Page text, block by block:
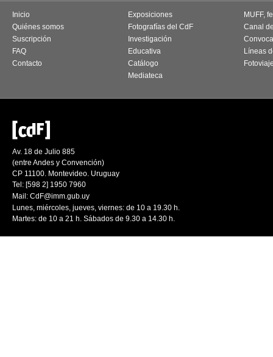
Inicio
Quiénes somos
Suscripción
FAQ
Contacto
Exposiciones
Fotografías del CdF
Investigación
Educativa
Catálogo
Mediateca
MUFF,
Canal
Líneas
Av. 18 de Julio 885
(entre Andes y Convención)
CP 11100. Montevideo. Uruguay
Tel: [598 2] 1950 7960
Mail: CdF@imm.gub.uy
Lunes, miércoles, jueves, viernes: de 10 a 19.30 h.
Martes: de 10 a 21 h. Sábados de 9.30 a 14.30 h.